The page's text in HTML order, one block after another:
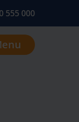
555 000